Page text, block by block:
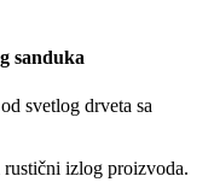
sanduka
svetlog drveta sa
izlog proizvoda.